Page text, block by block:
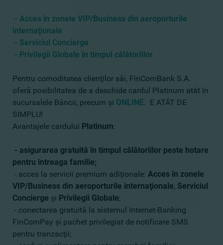
- Acces în zonele VIP/Business din aeroporturile
internaţionale
- Serviciul Concierge
- Privilegii Globale în timpul călătoriilor
Pentru comoditatea clienţilor săi, FinComBank S.A.
oferă posibilitatea de a deschide cardul Platinum atât în
sucursalele Băncii, precum şi ONLINE. E ATÂT DE
SIMPLU!
Avantajele cardului Platinum:
- asigurarea gratuită în timpul călătoriilor peste hotare
pentru întreaga familie;
- acces la servicii premium adiţionale: Acces în zonele
VIP/Business din aeroporturile internaţionale, Serviciul
Concierge şi Privilegii Globale;
- conectarea gratuită la sistemul Internet-Banking
FinComPay şi pachet privilegiat de notificare SMS
pentru tranzacţii;